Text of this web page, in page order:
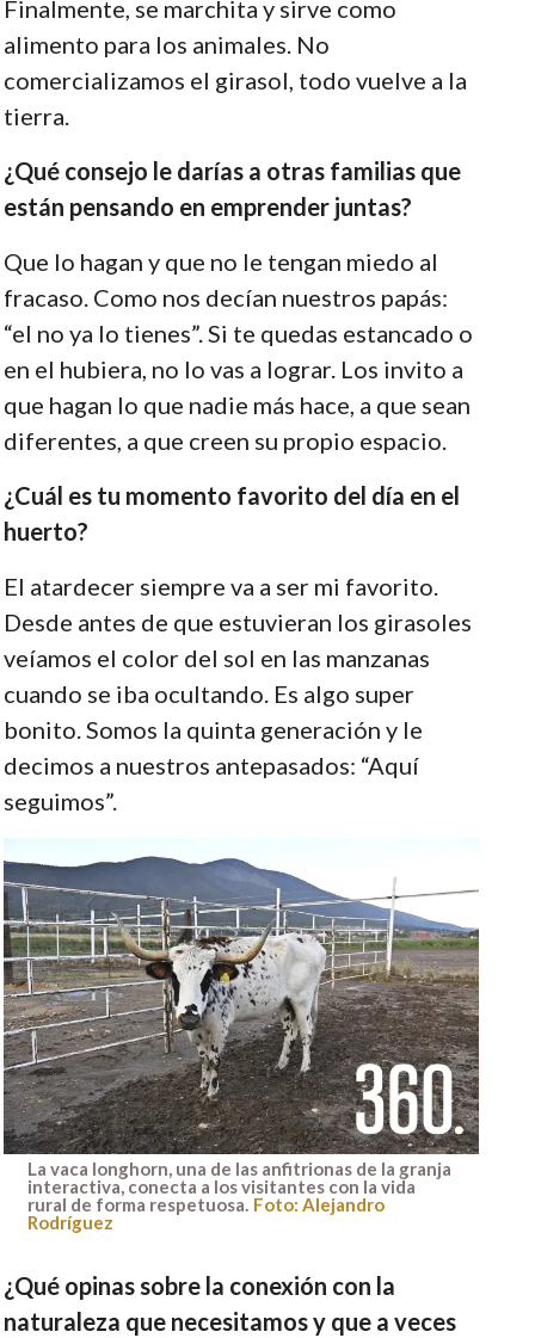
Finalmente, se marchita y sirve como
alimento para los animales. No
comercializamos el girasol, todo vuelve a la
tierra.
¿Qué consejo le darías a otras familias que
están pensando en emprender juntas?
Que lo hagan y que no le tengan miedo al
fracaso. Como nos decían nuestros papás:
“el no ya lo tienes”. Si te quedas estancado o
en el hubiera, no lo vas a lograr. Los invito a
que hagan lo que nadie más hace, a que sean
diferentes, a que creen su propio espacio.
¿Cuál es tu momento favorito del día en el
huerto?
El atardecer siempre va a ser mi favorito.
Desde antes de que estuvieran los girasoles
veíamos el color del sol en las manzanas
cuando se iba ocultando. Es algo super
bonito. Somos la quinta generación y le
decimos a nuestros antepasados: “Aquí
seguimos”.
La vaca longhorn, una de las anfitrionas de la granja
interactiva, conecta a los visitantes con la vida
rural de forma respetuosa. Foto: Alejandro
Rodríguez
¿Qué opinas sobre la conexión con la
naturaleza que necesitamos y que a veces